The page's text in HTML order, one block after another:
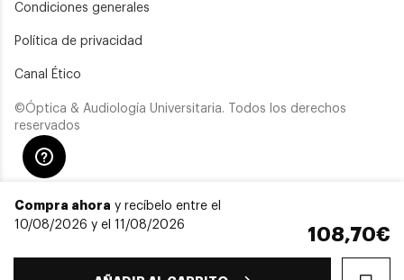
Compra ahora y recíbelo entre el
10/08/2026 y el 11/08/2026
108,70€
Condiciones generales
Política de privacidad
Canal Ético
©Óptica & Audiología Universitaria. Todos los derechos
reservados